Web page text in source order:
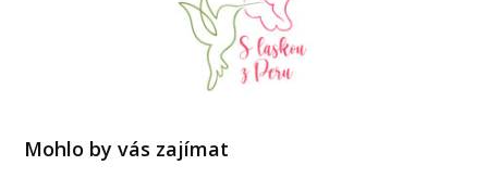
Mohlo by vás zajímat